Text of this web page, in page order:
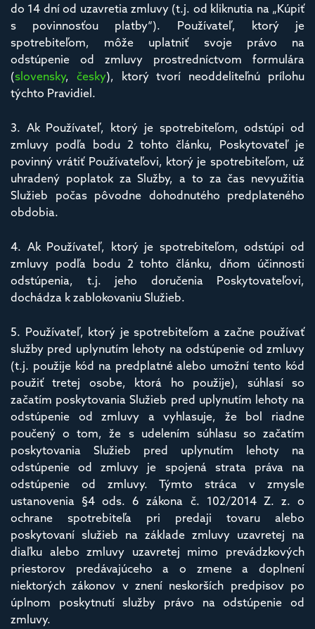
do 14 dní od uzavretia zmluvy (t.j. od kliknutia na „Kúpiť
s povinnosťou platby“). Používateľ, ktorý je
spotrebiteľom, môže uplatniť svoje právo na
odstúpenie od zmluvy prostredníctvom formulára
(slovensky, česky), ktorý tvorí neoddeliteľnú prílohu
týchto Pravidiel.
3. Ak Používateľ, ktorý je spotrebiteľom, odstúpi od
zmluvy podľa bodu 2 tohto článku, Poskytovateľ je
povinný vrátiť Používateľovi, ktorý je spotrebiteľom, už
uhradený poplatok za Služby, a to za čas nevyužitia
Služieb počas pôvodne dohodnutého predplateného
obdobia.
4. Ak Používateľ, ktorý je spotrebiteľom, odstúpi od
zmluvy podľa bodu 2 tohto článku, dňom účinnosti
odstúpenia, t.j. jeho doručenia Poskytovateľovi,
dochádza k zablokovaniu Služieb.
5. Používateľ, ktorý je spotrebiteľom a začne používať
služby pred uplynutím lehoty na odstúpenie od zmluvy
(t.j. použije kód na predplatné alebo umožní tento kód
použiť tretej osobe, ktorá ho použije), súhlasí so
začatím poskytovania Služieb pred uplynutím lehoty na
odstúpenie od zmluvy a vyhlasuje, že bol riadne
poučený o tom, že s udelením súhlasu so začatím
poskytovania Služieb pred uplynutím lehoty na
odstúpenie od zmluvy je spojená strata práva na
odstúpenie od zmluvy. Týmto stráca v zmysle
ustanovenia §4 ods. 6 zákona č. 102/2014 Z. z. o
ochrane spotrebiteľa pri predaji tovaru alebo
poskytovaní služieb na základe zmluvy uzavretej na
diaľku alebo zmluvy uzavretej mimo prevádzkových
priestorov predávajúceho a o zmene a doplnení
niektorých zákonov v znení neskorších predpisov po
úplnom poskytnutí služby právo na odstúpenie od
zmluvy.